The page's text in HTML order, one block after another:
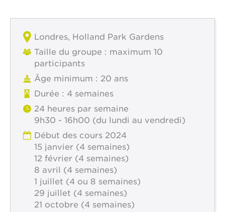
Londres, Holland Park Gardens
Taille du groupe : maximum 10
participants
Âge minimum : 20 ans
Durée : 4 semaines
24 heures par semaine
9h30 - 16h00 (du lundi au vendredi)
Début des cours 2024
15 janvier (4 semaines)
12 février (4 semaines)
8 avril (4 semaines)
1 juillet (4 ou 8 semaines)
29 juillet (4 semaines)
21 octobre (4 semaines)